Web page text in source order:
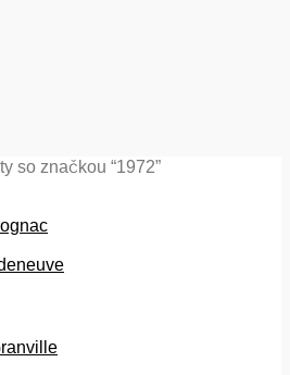
so značkou “1972”